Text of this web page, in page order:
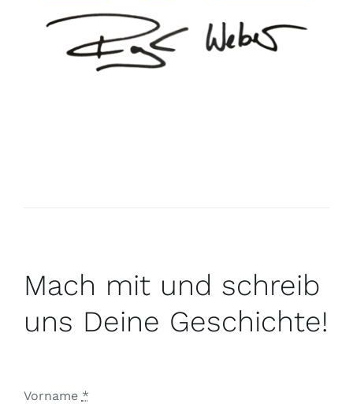
Mach mit und schreib
uns Deine Geschichte!
Vorname *